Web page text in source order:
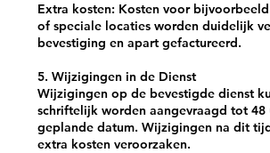
Extra kosten: Kosten voor
of speciale locaties worden duidelijk
bevestiging en apart gefactureerd.
5. Wijzigingen in de Dienst
Wijzigingen op de bevestigde dienst
schriftelijk worden aangevraagd tot 48
geplande datum. Wijzigingen na dit
extra kosten veroorzaken.